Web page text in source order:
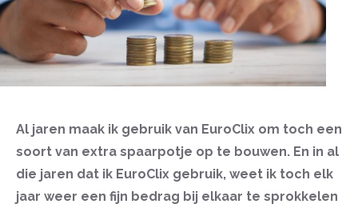
Al jaren maak ik gebruik van EuroClix om toch een
soort van extra spaarpotje op te bouwen. En in al
die jaren dat ik EuroClix gebruik, weet ik toch elk
jaar weer een fijn bedrag bij elkaar te sprokkelen